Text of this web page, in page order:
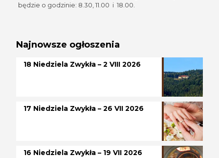
będzie o godzinie: 8.30, 11.00 i 18.00.
Najnowsze ogłoszenia
18 Niedziela Zwykła – 2 VIII 2026
17 Niedziela Zwykła – 26 VII 2026
16 Niedziela Zwykła – 19 VII 2026